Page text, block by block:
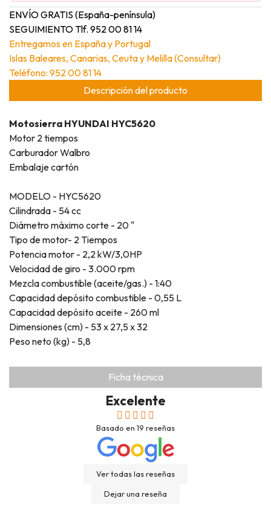
ENVÍO GRATIS (España-península)
SEGUIMIENTO Tlf. 952 00 81 14
Entregamos en España y Portugal
Islas Baleares, Canarias, Ceuta y Melilla (Consultar)
Teléfono: 952 00 81 14
Descripción del producto
Ficha técnica
Motosierra HYUNDAI HYC5620
Motor 2 tiempos
Carburador Walbro
Embalaje cartón
MODELO - HYC5620
Cilindrada - 54 cc
Diámetro máximo corte - 20 "
Tipo de motor- 2 Tiempos
Potencia motor - 2,2 kW/3,0HP
Velocidad de giro - 3.000 rpm
Mezcla combustible (aceite/gas.) - 1:40
Capacidad depósito combustible - 0,55 L
Capacidad depósito aceite - 260 ml
Dimensiones (cm) - 53 x 27,5 x 32
Peso neto (kg) - 5,8
Excelente
Basado en 19 reseñas
Ver todas las reseñas
Dejar una reseña